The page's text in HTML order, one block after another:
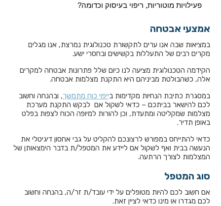
פעילויות מוטוריות, ריפוי בעיסוק וכדומה?
אמצעי אבטחה
במציאות שבה אנו ערים לתקשורת טכנולוגית נמרצת, אנו מגלים
מקרים רבים של התעללות בקשישים ובחסרי ישע.
הקידמה הטכנולוגית מציעה לנו כיום שלל פתרונות אבטחה למקרים
אלה, כשהבולטת מביניהם היא התקנת מצלמות אבטחה.
במסגרת כתיבת הנחיות מקדימות בייפוי כוח מתמשך, ובהנחה וחשוב
לכם להישאר בביתכם – כדאי לשקול אם לבקש התקנת מערכת
מצלמות שמקליטה ומתעדת, וכן להורות למיופה הכוח לצפות בפלט
באופן תדיר.
כדאי להתייחס במפורש לרצונכם להקליט על גבי אחסון דיגיטלי את
הנעשה בבית ואף לשקול אם ליידע את המטפל/ת בדבר הימצאותן של
המצלמות לצורך הרתעה.
סוג המטפל
אם חשוב לכם להיות מטופלים על ידי עובד/ת זר/ה, בהנחה וחשוב
לכם מגדרו או מינו כדאי לציין זאת.